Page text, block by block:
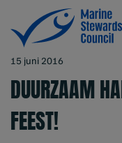
15 juni 2016
DUURZAAM
FEEST!